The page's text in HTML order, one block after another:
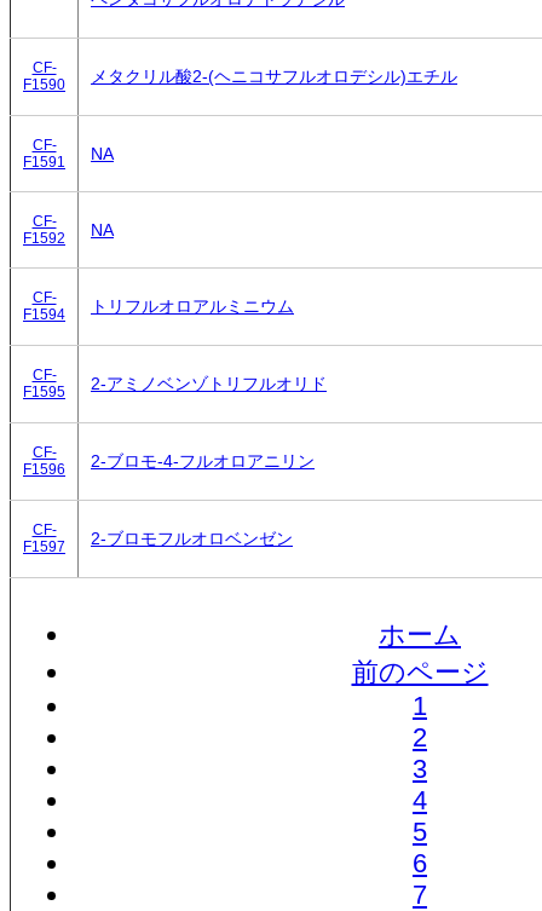
CF-
F1590
メタクリル酸2-(ヘニコサフルオロデシル)エチル
CF-
F1591
NA
CF-
F1592
NA
CF-
F1594
トリフルオロアルミニウム
CF-
F1595
2-アミノベンゾトリフルオリド
CF-
F1596
2-ブロモ-4-フルオロアニリン
CF-
F1597
2-ブロモフルオロベンゼン
ホーム
前のページ
1
2
3
4
5
6
7